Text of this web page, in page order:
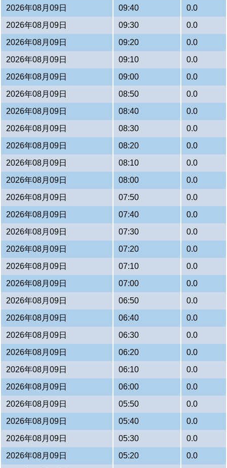
2026年08月09日
09:40
0.0
2026年08月09日
09:30
0.0
2026年08月09日
09:20
0.0
2026年08月09日
09:10
0.0
2026年08月09日
09:00
0.0
2026年08月09日
08:50
0.0
2026年08月09日
08:40
0.0
2026年08月09日
08:30
0.0
2026年08月09日
08:20
0.0
2026年08月09日
08:10
0.0
2026年08月09日
08:00
0.0
2026年08月09日
07:50
0.0
2026年08月09日
07:40
0.0
2026年08月09日
07:30
0.0
2026年08月09日
07:20
0.0
2026年08月09日
07:10
0.0
2026年08月09日
07:00
0.0
2026年08月09日
06:50
0.0
2026年08月09日
06:40
0.0
2026年08月09日
06:30
0.0
2026年08月09日
06:20
0.0
2026年08月09日
06:10
0.0
2026年08月09日
06:00
0.0
2026年08月09日
05:50
0.0
2026年08月09日
05:40
0.0
2026年08月09日
05:30
0.0
2026年08月09日
05:20
0.0